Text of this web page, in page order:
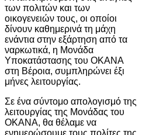
των πολιτών και των
οικογενειών τους, οι οποίοι
δίνουν καθημερινά τη μάχη
ενάντια στην εξάρτηση από τα
ναρκωτικά, η Μονάδα
Υποκατάστασης του ΟΚΑΝΑ
στη Βέροια, συμπληρώνει έξι
μήνες λειτουργίας.
Σε ένα σύντομο απολογισμό της
λειτουργίας της Μονάδας του
ΟΚΑΝΑ, θα θέλαμε να
ενημερώσουμε τους πολίτες της